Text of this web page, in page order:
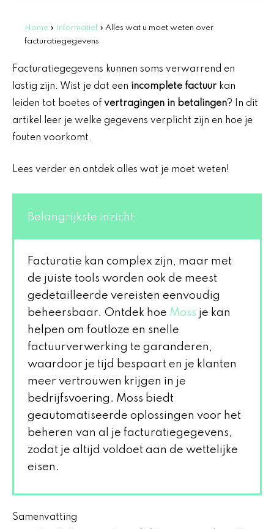
Home » Informatief » Alles wat u moet weten over
facturatiegegevens
Facturatiegegevens kunnen soms verwarrend en
lastig zijn. Wist je dat een incomplete factuur kan
leiden tot boetes of vertragingen in betalingen? In dit
artikel leer je welke gegevens verplicht zijn en hoe je
fouten voorkomt.
Lees verder en ontdek alles wat je moet weten!
Belangrijkste inzicht
Facturatie kan complex zijn, maar met
de juiste tools worden ook de meest
gedetailleerde vereisten eenvoudig
beheersbaar. Ontdek hoe Moss je kan
helpen om foutloze en snelle
factuurverwerking te garanderen,
waardoor je tijd bespaart en je klanten
meer vertrouwen krijgen in je
bedrijfsvoering. Moss biedt
geautomatiseerde oplossingen voor het
beheren van al je facturatiegegevens,
zodat je altijd voldoet aan de wettelijke
eisen.
Samenvatting